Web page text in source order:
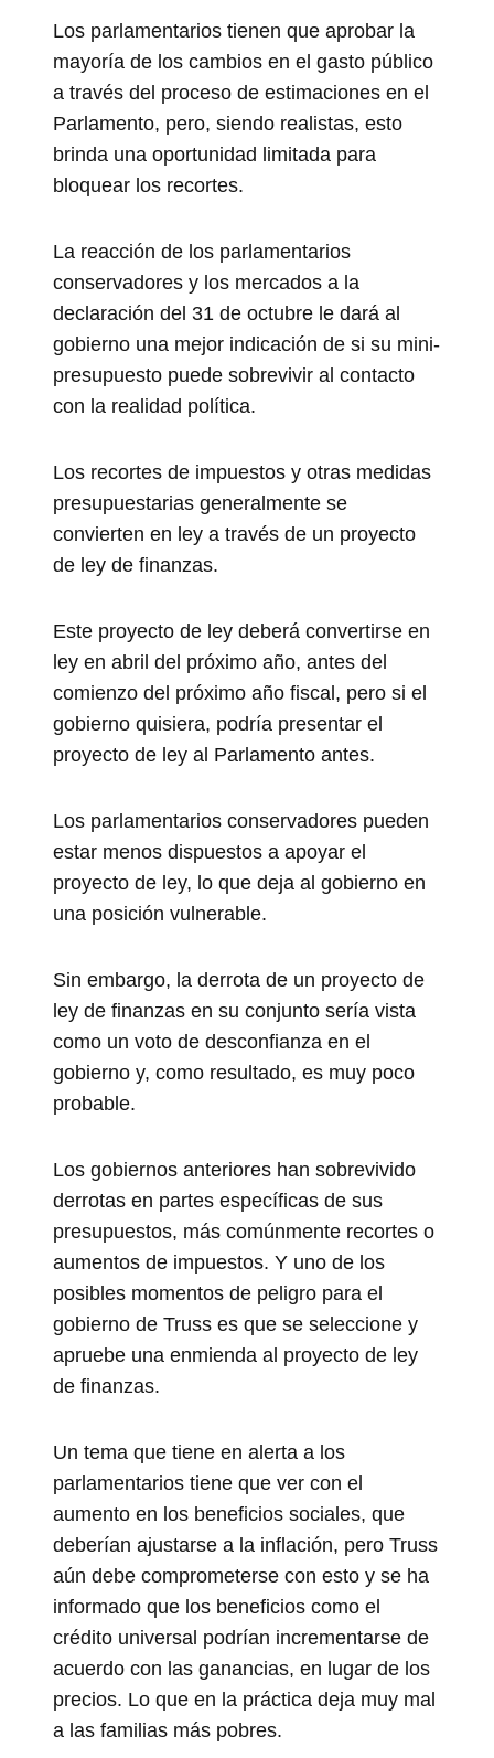
Los parlamentarios tienen que aprobar la
mayoría de los cambios en el gasto público
a través del proceso de estimaciones en el
Parlamento, pero, siendo realistas, esto
brinda una oportunidad limitada para
bloquear los recortes.
La reacción de los parlamentarios
conservadores y los mercados a la
declaración del 31 de octubre le dará al
gobierno una mejor indicación de si su mini-
presupuesto puede sobrevivir al contacto
con la realidad política.
Los recortes de impuestos y otras medidas
presupuestarias generalmente se
convierten en ley a través de un proyecto
de ley de finanzas.
Este proyecto de ley deberá convertirse en
ley en abril del próximo año, antes del
comienzo del próximo año fiscal, pero si el
gobierno quisiera, podría presentar el
proyecto de ley al Parlamento antes.
Los parlamentarios conservadores pueden
estar menos dispuestos a apoyar el
proyecto de ley, lo que deja al gobierno en
una posición vulnerable.
Sin embargo, la derrota de un proyecto de
ley de finanzas en su conjunto sería vista
como un voto de desconfianza en el
gobierno y, como resultado, es muy poco
probable.
Los gobiernos anteriores han sobrevivido
derrotas en partes específicas de sus
presupuestos, más comúnmente recortes o
aumentos de impuestos. Y uno de los
posibles momentos de peligro para el
gobierno de Truss es que se seleccione y
apruebe una enmienda al proyecto de ley
de finanzas.
Un tema que tiene en alerta a los
parlamentarios tiene que ver con el
aumento en los beneficios sociales, que
deberían ajustarse a la inflación, pero Truss
aún debe comprometerse con esto y se ha
informado que los beneficios como el
crédito universal podrían incrementarse de
acuerdo con las ganancias, en lugar de los
precios. Lo que en la práctica deja muy mal
a las familias más pobres.